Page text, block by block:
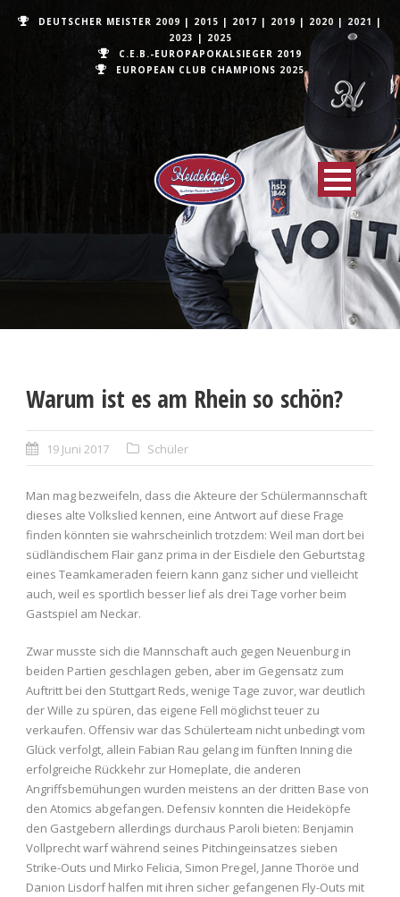
DEUTSCHER MEISTER 2009 | 2015 | 2017 | 2019 | 2020 | 2021 |
2023 | 2025
C.E.B.-EUROPAPOKALSIEGER 2019
EUROPEAN CLUB CHAMPIONS 2025
Warum ist es am Rhein so schön?
19 Juni 2017 Schüler
Man mag bezweifeln, dass die Akteure der Schülermannschaft
dieses alte Volkslied kennen, eine Antwort auf diese Frage
finden könnten sie wahrscheinlich trotzdem: Weil man dort bei
südländischem Flair ganz prima in der Eisdiele den Geburtstag
eines Teamkameraden feiern kann ganz sicher und vielleicht
auch, weil es sportlich besser lief als drei Tage vorher beim
Gastspiel am Neckar.
Zwar musste sich die Mannschaft auch gegen Neuenburg in
beiden Partien geschlagen geben, aber im Gegensatz zum
Auftritt bei den Stuttgart Reds, wenige Tage zuvor, war deutlich
der Wille zu spüren, das eigene Fell möglichst teuer zu
verkaufen. Offensiv war das Schülerteam nicht unbedingt vom
Glück verfolgt, allein Fabian Rau gelang im fünften Inning die
erfolgreiche Rückkehr zur Homeplate, die anderen
Angriffsbemühungen wurden meistens an der dritten Base von
den Atomics abgefangen. Defensiv konnten die Heideköpfe
den Gastgebern allerdings durchaus Paroli bieten: Benjamin
Vollprecht warf während seines Pitchingeinsatzes sieben
Strike-Outs und Mirko Felicia, Simon Pregel, Janne Thoröe und
Danion Lisdorf halfen mit ihren sicher gefangenen Fly-Outs mit